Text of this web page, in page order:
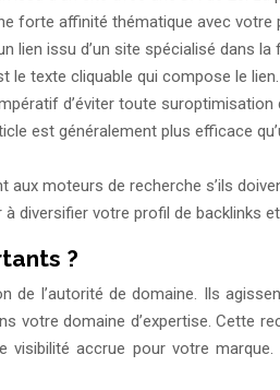
forte affinité thématique avec votre
lien issu d’un site spécialisé dans la
le texte cliquable qui compose le
d’éviter toute
est généralement plus efficace
moteurs de recherche s’ils
diversifier votre profil de backlinks
?
de l’autorité de domaine. Ils
votre domaine d’expertise. Cette
accrue pour votre